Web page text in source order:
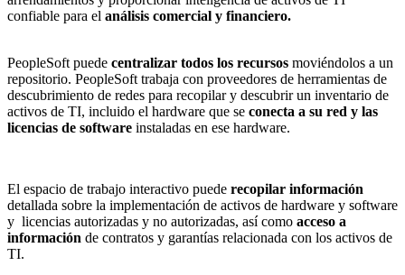
confiable para el análisis comercial y financiero.
PeopleSoft puede centralizar todos los recursos moviéndolos a un
repositorio. PeopleSoft trabaja con proveedores de herramientas de
descubrimiento de redes para recopilar y descubrir un inventario de
activos de TI, incluido el hardware que se conecta a su red y las
licencias de software instaladas en ese hardware.
El espacio de trabajo interactivo puede recopilar información
detallada sobre la implementación de activos de hardware y software
y licencias autorizadas y no autorizadas, así como acceso a
información de contratos y garantías relacionada con los activos de
TI.